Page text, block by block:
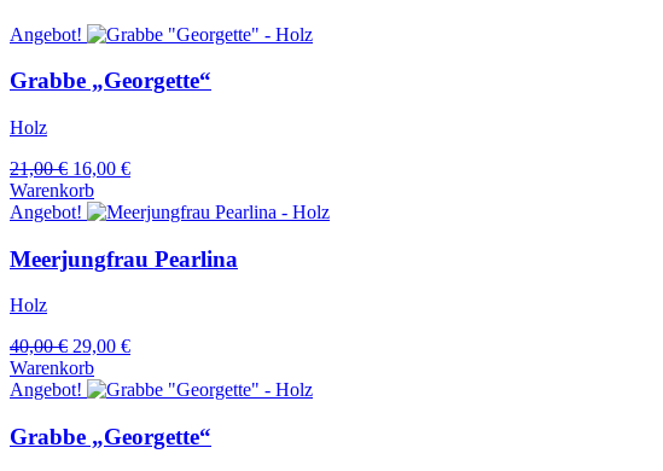
Angebot!
Grabbe „Georgette“
Holz
21,00€ Ursprünglicher
Preis
war:
16,00 €Aktueller
ist:
Warenkorb
Angebot!
Meerjungfrau Pearlina
Holz
40,00€ Ursprünglicher
Preis
war:
29,00 €Aktueller
ist:
Warenkorb
Angebot!
Grabbe „Georgette“